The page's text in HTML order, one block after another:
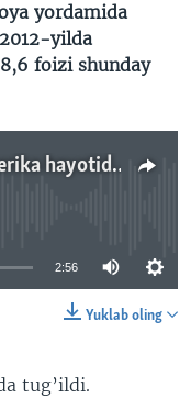
yordamida
yilda
foizi shunday
Uyda tug'ayotgan ayollar - Amerika hayotidan- Navbahor Imamova
available
2:56
Yuklab oling
tug’ildi.